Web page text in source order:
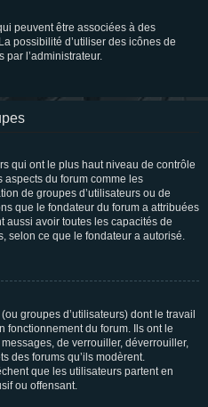
peuvent être associées à des
possibilité d’utiliser des icônes de
par l’administrateur.
qui ont le plus haut niveau de contrôle
aspects du forum comme les
de groupes d’utilisateurs ou de
que le fondateur du forum a attribuées
aussi avoir toutes les capacités de
selon ce que le fondateur a autorisé.
groupes d’utilisateurs) dont le travail
fonctionnement du forum. Ils ont le
de verrouiller, déverrouiller,
des forums qu’ils modèrent.
que les utilisateurs partent en
ou offensant.